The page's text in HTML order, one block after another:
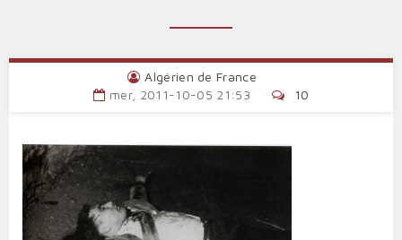
Algérien de France
mer, 2011-10-05 21:53
10